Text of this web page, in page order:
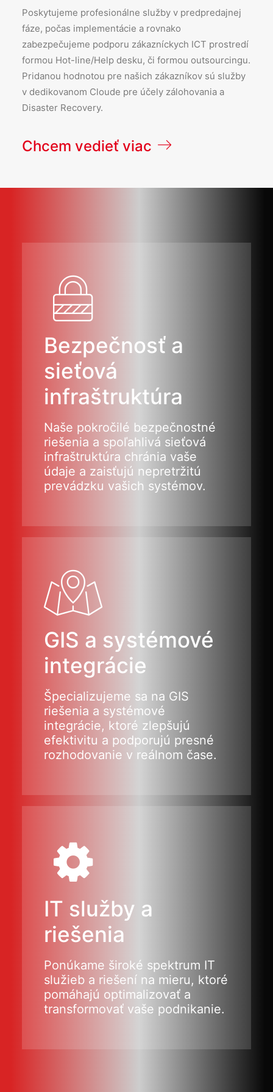
Poskytujeme profesionálne služby v predpredajnej
fáze, počas implementácie a rovnako
zabezpečujeme podporu zákazníckych ICT prostredí
formou Hot-line/Help desku, či formou outsourcingu.
Pridanou hodnotou pre našich zákazníkov sú služby
v dedikovanom Cloude pre účely zálohovania a
Disaster Recovery.
Chcem vedieť viac
Bezpečnosť a
sieťová
infraštruktúra
Naše pokročilé bezpečnostné
riešenia a spoľahlivá sieťová
infraštruktúra chránia vaše
údaje a zaisťujú nepretržitú
prevádzku vašich systémov.
GIS a systémové
integrácie
Špecializujeme sa na GIS
riešenia a systémové
integrácie, ktoré zlepšujú
efektivitu a podporujú presné
rozhodovanie v reálnom čase.
IT služby a
riešenia
Ponúkame široké spektrum IT
služieb a riešení na mieru, ktoré
pomáhajú optimalizovať a
transformovať vaše podnikanie.